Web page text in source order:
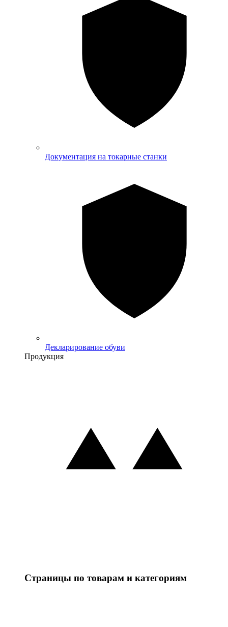
Документация на токарные станки
Декларирование обуви
Продукция
Страницы по товарам и категориям